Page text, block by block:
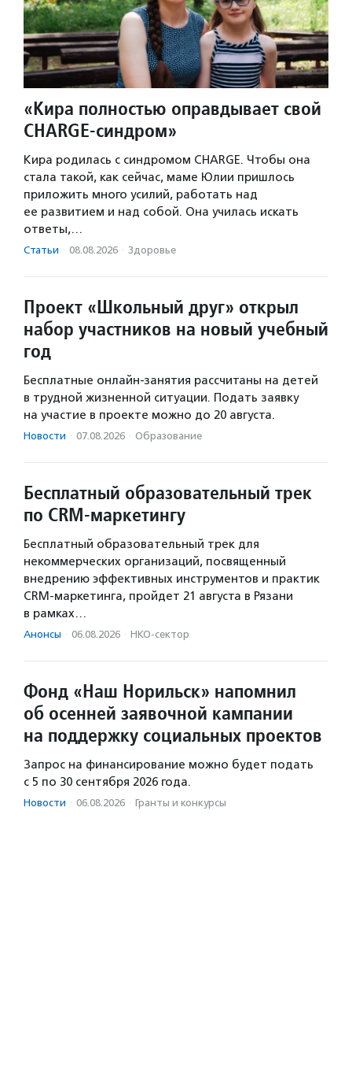
«Кира полностью оправдывает свой
CHARGE-синдром»
Кира родилась с синдромом CHARGE. Чтобы она
стала такой, как сейчас, маме Юлии пришлось
приложить много усилий, работать над
ее развитием и над собой. Она училась искать
ответы,…
Статьи · 08.08.2026 · Здоровье
Проект «Школьный друг» открыл
набор участников на новый учебный
год
Бесплатные онлайн-занятия рассчитаны на детей
в трудной жизненной ситуации. Подать заявку
на участие в проекте можно до 20 августа.
Новости · 07.08.2026 · Образование
Бесплатный образовательный трек
по CRM-маркетингу
Бесплатный образовательный трек для
некоммерческих организаций, посвященный
внедрению эффективных инструментов и практик
CRM-маркетинга, пройдет 21 августа в Рязани
в рамках…
Анонсы · 06.08.2026 · НКО-сектор
Фонд «Наш Норильск» напомнил
об осенней заявочной кампании
на поддержку социальных проектов
Запрос на финансирование можно будет подать
с 5 по 30 сентября 2026 года.
Новости · 06.08.2026 · Гранты и конкурсы